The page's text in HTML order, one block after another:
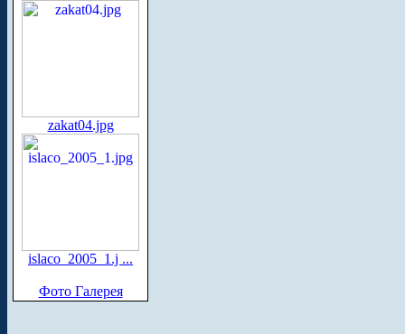
zakat04.jpg
islaco_2005_1.j ...
Фото Галерея